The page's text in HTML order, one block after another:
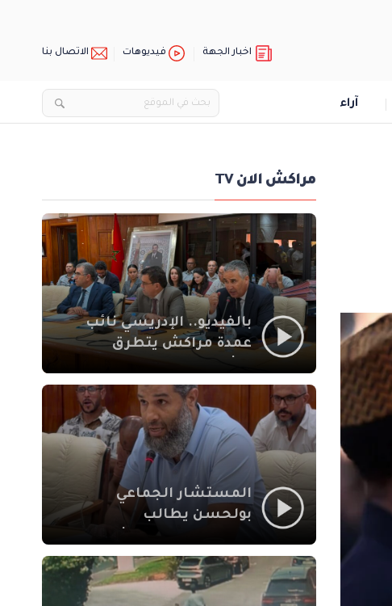
اخبار الجهة فيديوهات الاتصال بنا
آراء
مراكش الان TV
بالفيديو.. الإدريسي نائب
عمدة مراكش يتطرق
الاجتماعي في نقل
المحطة الطرقية إلى
العزوزية
المستشار الجماعي
بولحسن يطالب
أشغال شارع علال
الفاسي بمراكش